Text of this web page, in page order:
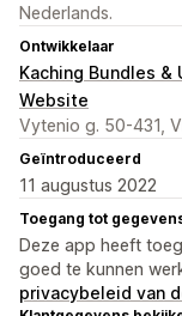
Nederlands.
Ontwikkelaar
Kaching Bundles &
Website
Vytenio g. 50-431,
Geïntroduceerd
11 augustus 2022
Toegang tot
Deze app heeft
goed te kunnen
privacybeleid van